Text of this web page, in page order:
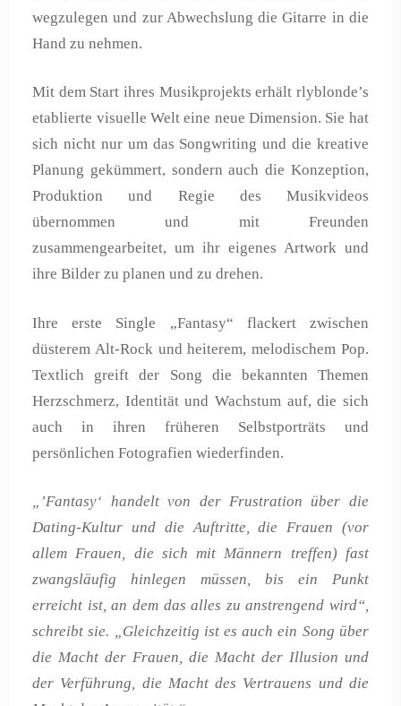
wegzulegen und zur Abwechslung die Gitarre in die
Hand zu nehmen.
Mit dem Start ihres Musikprojekts erhält rlyblonde’s
etablierte visuelle Welt eine neue Dimension. Sie hat
sich nicht nur um das Songwriting und die kreative
Planung gekümmert, sondern auch die Konzeption,
Produktion und Regie des Musikvideos
übernommen und mit Freunden
zusammengearbeitet, um ihr eigenes Artwork und
ihre Bilder zu planen und zu drehen.
Ihre erste Single „Fantasy“ flackert zwischen
düsterem Alt-Rock und heiterem, melodischem Pop.
Textlich greift der Song die bekannten Themen
Herzschmerz, Identität und Wachstum auf, die sich
auch in ihren früheren Selbstporträts und
persönlichen Fotografien wiederfinden.
„’Fantasy‘ handelt von der Frustration über die
Dating-Kultur und die Auftritte, die Frauen (vor
allem Frauen, die sich mit Männern treffen) fast
zwangsläufig hinlegen müssen, bis ein Punkt
erreicht ist, an dem das alles zu anstrengend wird“,
schreibt sie. „Gleichzeitig ist es auch ein Song über
die Macht der Frauen, die Macht der Illusion und
der Verführung, die Macht des Vertrauens und die